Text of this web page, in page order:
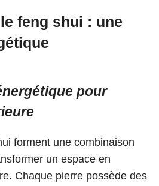
feng shui : une
pour
forment une combinaison
un espace en
Chaque pierre possède des